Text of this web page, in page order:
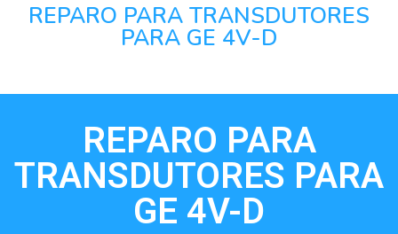
REPARO PARA TRANSDUTORES
PARA GE 4V-D
REPARO PARA
TRANSDUTORES PARA
GE 4V-D